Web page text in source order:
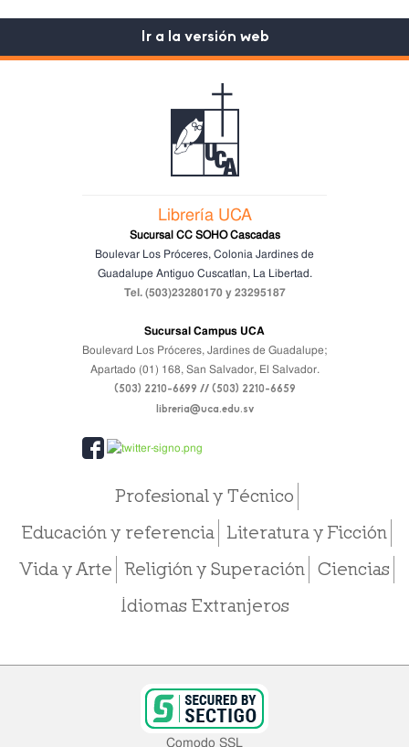
Ir a la versión web
Librería UCA
Sucursal CC SOHO Cascadas
Boulevar Los Próceres, Colonia Jardines de
GuadalupeAntiguo Cuscatlan, La Libertad.
Tel. (503)23280170 y 23295187
Sucursal Campus UCA
Boulevard Los Próceres, Jardines de Guadalupe;
Apartado (01) 168, San Salvador, El Salvador.
(503) 2210-6699 // (503) 2210-6659
libreria@uca.edu.sv
Profesional y Técnico
Educación y referencia
Literatura y Ficción
Vida y Arte
Religión y Superación
Ciencias
Idiomas Extranjeros
Comodo SSL